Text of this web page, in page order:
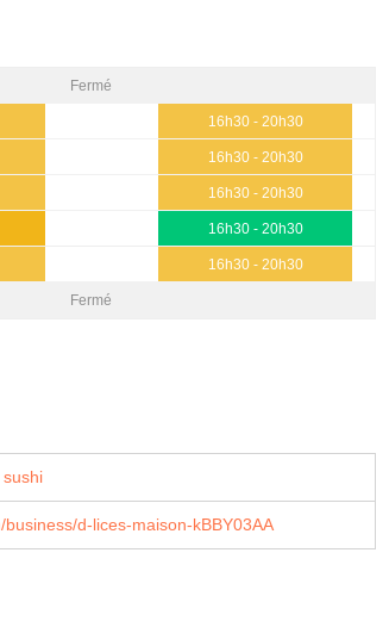
Fermé
16h30 - 20h30
16h30 - 20h30
16h30 - 20h30
16h30 - 20h30
16h30 - 20h30
Fermé
business/d-lices-maison-kBBY03AA